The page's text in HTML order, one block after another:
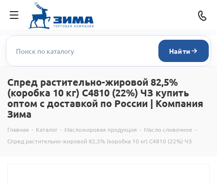
Найти
Спред растительно-жировой 82,5%
(коробка 10 кг) С4810 (22%) ЧЗ купить
оптом с доставкой по России | Компания
Зима
Главная - Каталог - Масложировая продукция - Масло сливочное -
Спред растительно-жировой 82,5% (коробка 10 кг) С4810 (22%) ЧЗ